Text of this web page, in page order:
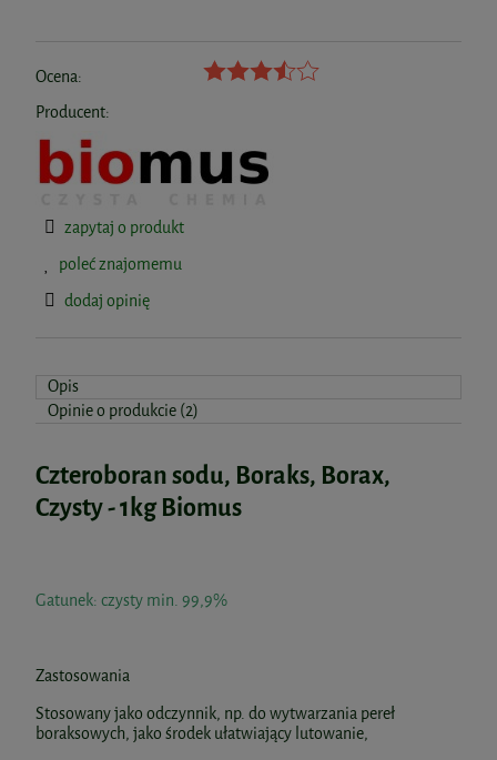
Ocena:
Producent:
zapytaj o produkt
poleć znajomemu
dodaj opinię
Opis
Opinie o produkcie (2)
Czteroboran sodu, Boraks, Borax,
Czysty - 1kg Biomus
Gatunek: czysty min. 99,9%
Zastosowania
Stosowany jako odczynnik, np. do wytwarzania pereł
boraksowych, jako środek ułatwiający lutowanie,